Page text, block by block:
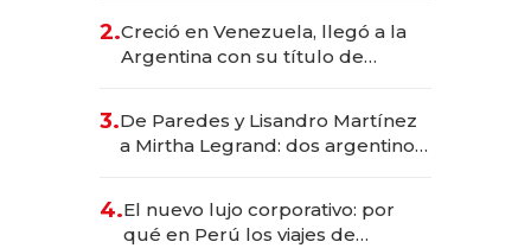
2.Creció en Venezuela, llegó a la
Argentina con su título de
las marcas "fast premium"
3.De Paredes y Lisandro Martínez
a Mirtha Legrand: dos argentinos
4.El nuevo lujo corporativo: por
qué en Perú los viajes de